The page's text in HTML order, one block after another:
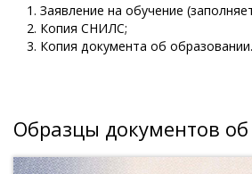
Заявление на обучение
Копия СНИЛС;
Копия документа об образовании.
Образцы документов